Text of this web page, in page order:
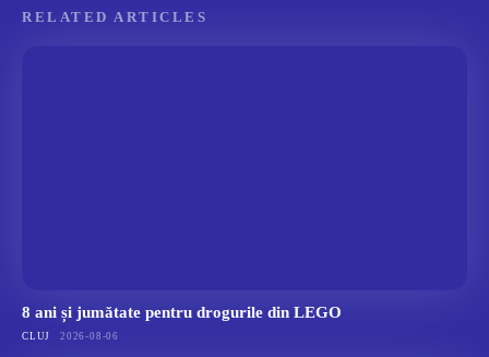
RELATED ARTICLES
8 ani și jumătate pentru drogurile din LEGO
CLUJ 2026-08-06